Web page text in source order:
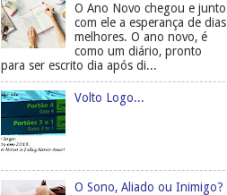
O Ano Novo chegou e junto
com ele a esperança de dias
melhores. O ano novo, é
como um diário, pronto
para ser escrito dia após di...
Volto Logo...
O Sono, Aliado ou Inimigo?